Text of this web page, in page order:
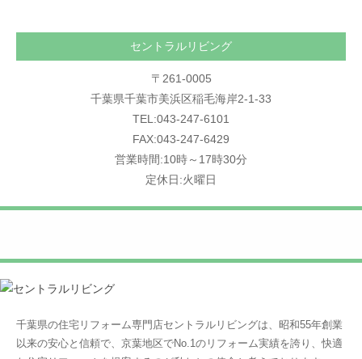
セントラルリビング
〒261-0005
千葉県千葉市美浜区稲毛海岸2-1-33
TEL:043-247-6101
FAX:043-247-6429
営業時間:10時～17時30分
定休日:火曜日
千葉県の住宅リフォーム専門店セントラルリビングは、昭和55年創業
以来の安心と信頼で、京葉地区でNo.1のリフォーム実績を誇り、快適